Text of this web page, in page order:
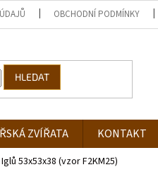
OBCHODNÍ PODMÍNKY
HLEDAT
ZVÍŘATA KONTAKT
53x53x38 (vzor F2KM25)